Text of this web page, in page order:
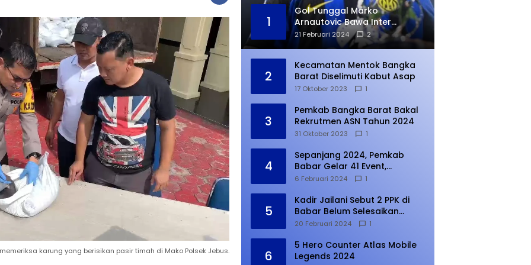
karung yang berisikan pasir timah di Mako Polsek Jebus.
1
Gol Tunggal Marko
Arnautovic Bawa Inter
Ungguli Atletico Madrid
21 Februari 2024 2
2
Kecamatan Mentok Bangka
Barat Diselimuti Kabut Asap
17 Oktober 2023 1
3
Pemkab Bangka Barat Bakal
Rekrutmen ASN Tahun 2024
31 Oktober 2023 1
4
Sepanjang 2024, Pemkab
Babar Gelar 41 Event,
Meningkat dari Tahun Lalu
6 Februari 2024 1
5
Kadir Jailani Sebut 2 PPK di
Babar Belum Selesaikan
Rekapitulasi Penghitungan
20 Februari 2024 1
6
5 Hero Counter Atlas Mobile
Legends 2024